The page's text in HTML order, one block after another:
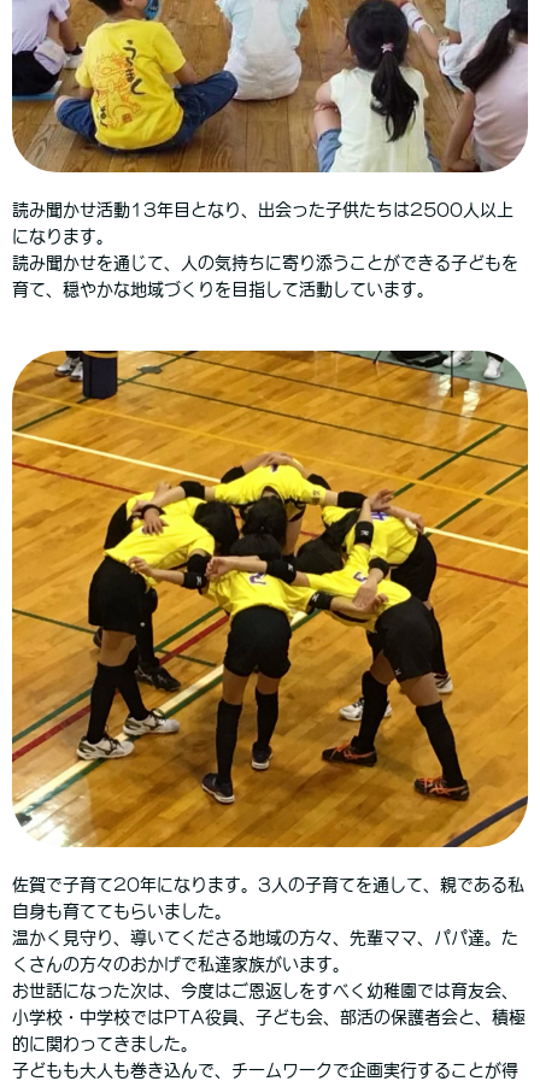
読み聞かせ活動13年目となり、出会った子供たちは2500人以上
になります。
読み聞かせを通じて、人の気持ちに寄り添うことができる子どもを
育て、穏やかな地域づくりを目指して活動しています。
佐賀で子育て20年になります。3人の子育てを通して、親である私
自身も育ててもらいました。
温かく見守り、導いてくださる地域の方々、先輩ママ、パパ達。た
くさんの方々のおかげで私達家族がいます。
お世話になった次は、今度はご恩返しをすべく幼稚園では育友会、
小学校・中学校ではPTA役員、子ども会、部活の保護者会と、積極
的に関わってきました。
子どもも大人も巻き込んで、チームワークで企画実行することが得